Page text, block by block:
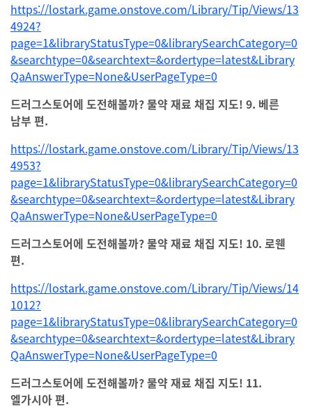
https://lostark.game.onstove.com/Library/Tip/Views/13
4924?
page=1&libraryStatusType=0&librarySearchCategory=0
&searchtype=0&searchtext=&ordertype=latest&Library
QaAnswerType=None&UserPageType=0
드러그스토어에 도전해볼까? 물약 재료 채집 지도! 9. 베른
남부 편.
https://lostark.game.onstove.com/Library/Tip/Views/13
4953?
page=1&libraryStatusType=0&librarySearchCategory=0
&searchtype=0&searchtext=&ordertype=latest&Library
QaAnswerType=None&UserPageType=0
드러그스토어에 도전해볼까? 물약 재료 채집 지도! 10. 로웬
편.
https://lostark.game.onstove.com/Library/Tip/Views/14
1012?
page=1&libraryStatusType=0&librarySearchCategory=0
&searchtype=0&searchtext=&ordertype=latest&Library
QaAnswerType=None&UserPageType=0
드러그스토어에 도전해볼까? 물약 재료 채집 지도! 11.
엘가시아 편.